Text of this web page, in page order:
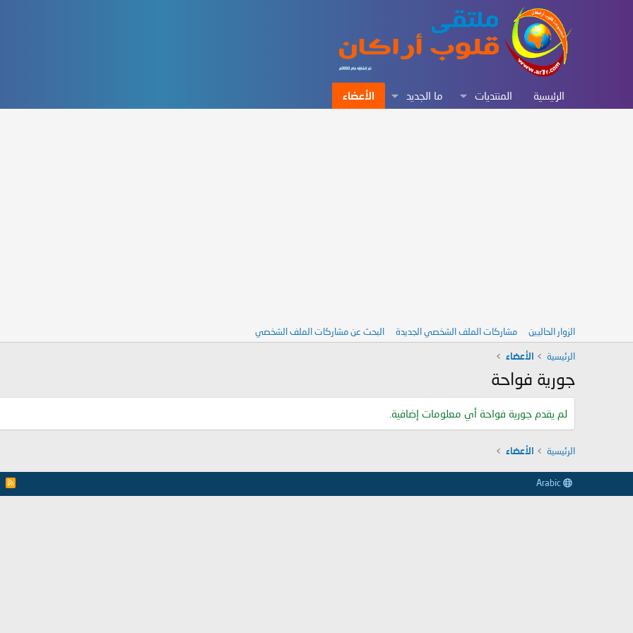
الرئيسية المنتديات ما الجديد الأعضاء
الزوار الحاليين مشاركات الملف الشخصي الجديدة البحث عن مشاركات الملف الشخصي
الرئيسية الأعضاء
جورية فواحة
لم يقدم جورية فواحة أي معلومات إضافية.
الرئيسية الأعضاء
R